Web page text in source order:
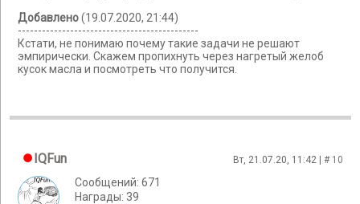
Добавлено(19.07.2020, 21:44)
---------------------------------------------
Кстати, не понимаю почему такие задачи не решают
эмпирически. Скажем пропихнуть через нагретый желоб
кусок масла и посмотреть что получится.
IQFun Вт, 21.07.20, 11:42 | # 10
Сообщений: 671
Награды: 39